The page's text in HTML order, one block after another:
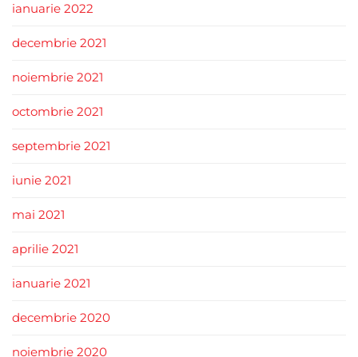
ianuarie 2022
decembrie 2021
noiembrie 2021
octombrie 2021
septembrie 2021
iunie 2021
mai 2021
aprilie 2021
ianuarie 2021
decembrie 2020
noiembrie 2020